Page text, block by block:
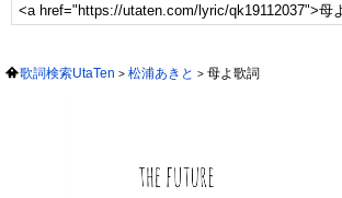
歌詞検索UtaTen 松浦あきと 母よ歌詞